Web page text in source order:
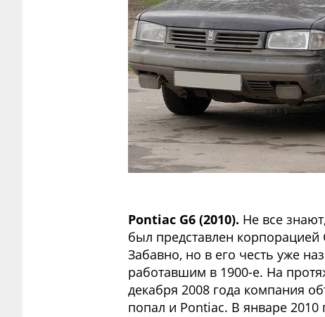
Pontiac G6 (2010). Не все
был представлен корпорацией
Забавно, но в его честь уже
работавшим в 1900-е. На
декабря 2008 года компания
попал и Pontiac. В январе